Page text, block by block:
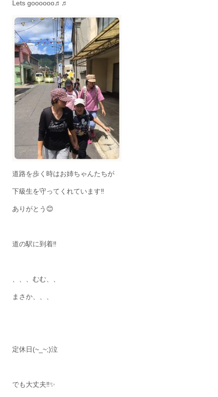
Lets goooooo♬♬
道路を歩く時はお姉ちゃんたちが
下級生を守ってくれています‼
ありがとう😊
道の駅に到着‼
、、、むむ、、
まさか、、、
定休日(~_~;)泣
でも大丈夫‼✨